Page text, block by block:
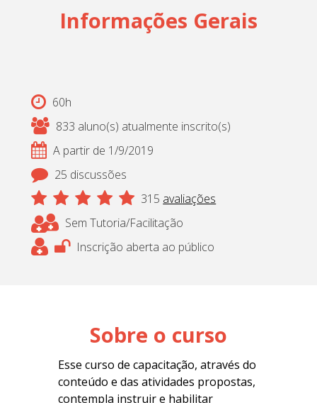
Informações Gerais
60h
833 aluno(s) atualmente inscrito(s)
A partir de 1/9/2019
25 discussões
315 avaliações
Sem Tutoria/Facilitação
Inscrição aberta ao público
Sobre o curso
Esse curso de capacitação, através do
conteúdo e das atividades propostas,
contempla instruir e habilitar